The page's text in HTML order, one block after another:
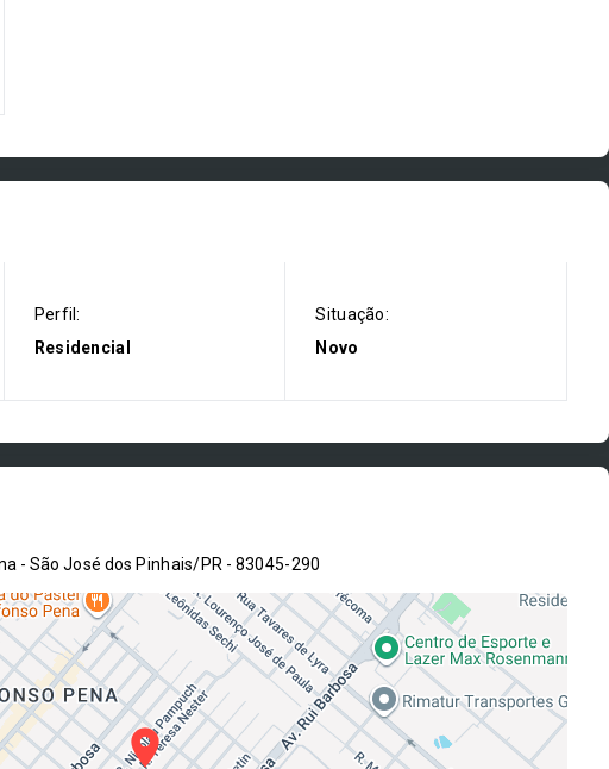
Perfil:
Residencial
Situação:
Novo
- São José dos Pinhais/PR - 83045-290